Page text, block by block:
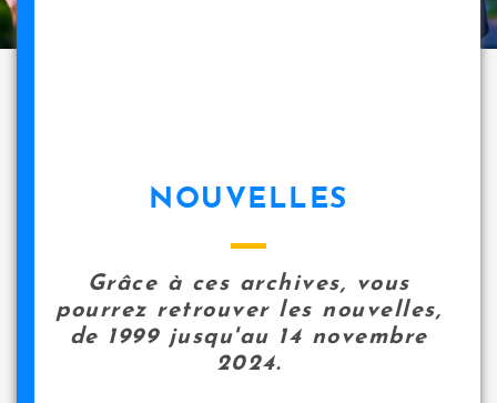
NOUVELLES
Grâce à ces archives, vous
pourrez retrouver les nouvelles,
de 1999 jusqu'au 14 novembre
2024.